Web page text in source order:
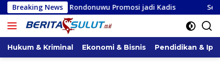
Langsung
ke
konten
Breaking News
Rondonuwu Promosi jadi Kadis Seska Ervina
Hukum & Kriminal Ekonomi & Bisnis Pendidikan &